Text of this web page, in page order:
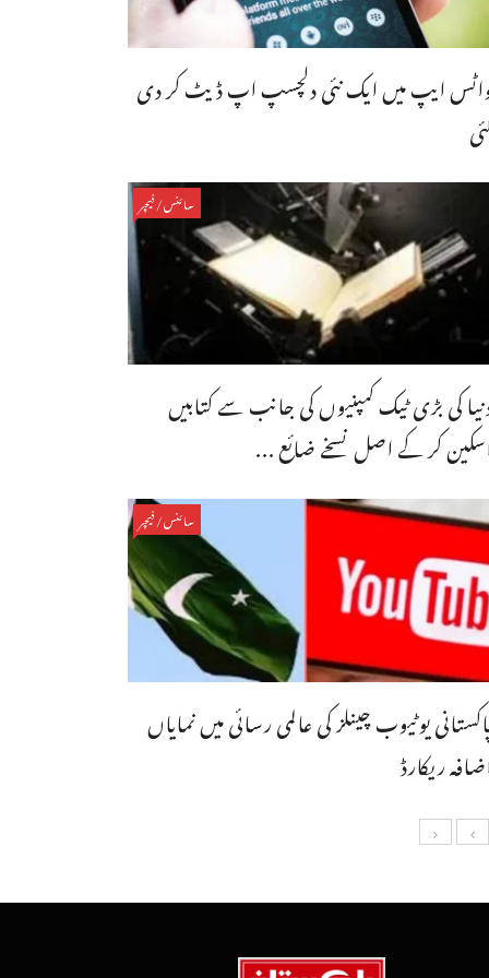
ایپ میں ایک نئی دلچسپ اپ ڈیٹ کر دی
سائنس/فیچر
کی بڑی ٹیک کمپنیوں کی جانب سے کتابیں
کر کے اصل نسخے ضائع ...
سائنس/فیچر
یوٹیوب چینلز کی عالمی رسائی میں نمایاں
ریکارڈ